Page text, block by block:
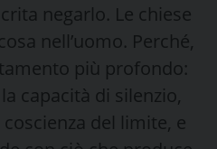
negarlo. Le chiese
nell’uomo. Perché,
più profondo:
capacità di silenzio,
del limite, e